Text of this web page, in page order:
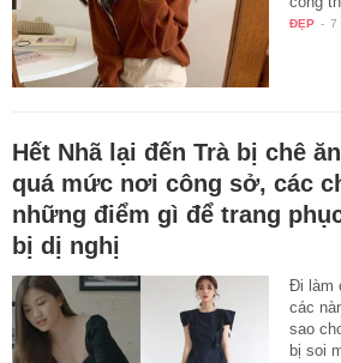
ĐẸP - 7
Hết Nhã lại đến Trà bị chê
quá mức nơi công sở, các
những điểm gì để trang
bị dị nghị
Đi làm
các
sao
bị soi